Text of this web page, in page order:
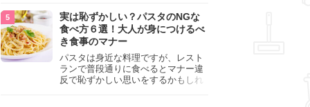
真は個人情報が詰まっているので、
ただ丸めただけの状態で捨ててしま
うのは危険です。写真にすべきでは
ない捨て方をまとめているので、ぜ
ひチェックしておきましょう。
実は恥ずかしい？パスタのNGな
食べ方６選！大人が身につけるべ
き食事のマナー
パスタは身近な料理ですが、レスト
ランで普段通りに食べるとマナー違
反で恥ずかしい思いをするかもしれ